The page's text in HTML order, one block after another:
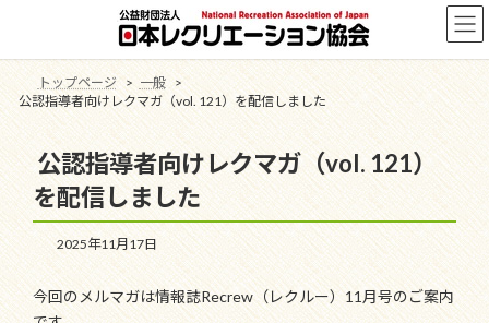
ツ
へ
キ
ッ
シ
ョ
に
移
トップページ
一般
公認指導者向けレクマガ（vol. 121）を配信しました
公認指導者向けレクマガ（vol. 121）
を配信しました
2025年11月17日
今回のメルマガは情報誌Recrew（レクルー）11月号のご案内